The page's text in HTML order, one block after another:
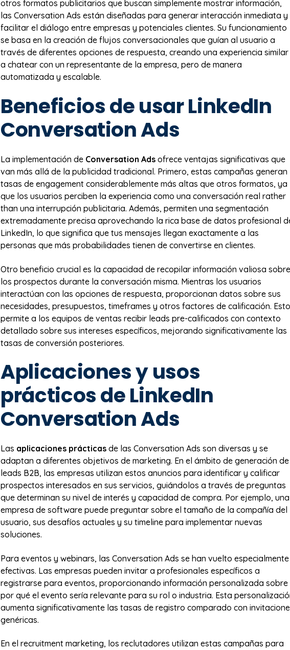
otros formatos publicitarios que buscan simplemente mostrar información,
las Conversation Ads están diseñadas para generar interacción inmediata y
facilitar el diálogo entre empresas y potenciales clientes. Su funcionamiento
se basa en la creación de flujos conversacionales que guían al usuario a
través de diferentes opciones de respuesta, creando una experiencia similar
a chatear con un representante de la empresa, pero de manera
automatizada y escalable.
Beneficios de usar LinkedIn
Conversation Ads
La implementación de Conversation Ads ofrece ventajas significativas que
van más allá de la publicidad tradicional. Primero, estas campañas generan
tasas de engagement considerablemente más altas que otros formatos, ya
que los usuarios perciben la experiencia como una conversación real rather
than una interrupción publicitaria. Además, permiten una segmentación
extremadamente precisa aprovechando la rica base de datos profesional
LinkedIn, lo que significa que tus mensajes llegan exactamente a las
personas que más probabilidades tienen de convertirse en clientes.
Otro beneficio crucial es la capacidad de recopilar información valiosa sobre
los prospectos durante la conversación misma. Mientras los usuarios
interactúan con las opciones de respuesta, proporcionan datos sobre sus
necesidades, presupuestos, timeframes y otros factores de calificación. Esto
permite a los equipos de ventas recibir leads pre-calificados con contexto
detallado sobre sus intereses específicos, mejorando significativamente las
tasas de conversión posteriores.
Aplicaciones y usos
prácticos de LinkedIn
Conversation Ads
Las aplicaciones prácticas de las Conversation Ads son diversas y se
adaptan a diferentes objetivos de marketing. En el ámbito de generación de
leads B2B, las empresas utilizan estos anuncios para identificar y calificar
prospectos interesados en sus servicios, guiándolos a través de preguntas
que determinan su nivel de interés y capacidad de compra. Por ejemplo, una
empresa de software puede preguntar sobre el tamaño de la compañía del
usuario, sus desafíos actuales y su timeline para implementar nuevas
soluciones.
Para eventos y webinars, las Conversation Ads se han vuelto especialmente
efectivas. Las empresas pueden invitar a profesionales específicos a
registrarse para eventos, proporcionando información personalizada sobre
por qué el evento sería relevante para su rol o industria. Esta
aumenta significativamente las tasas de registro comparado con
genéricas.
En el recruitment marketing, los reclutadores utilizan estas campañas para